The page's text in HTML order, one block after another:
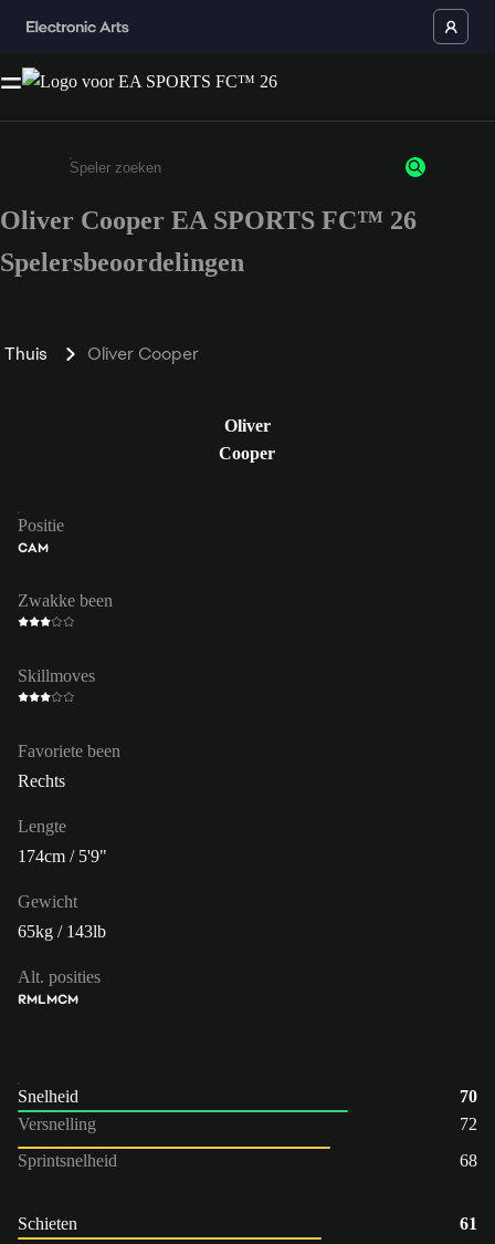
Enter a minimum of 3 characters or numbers
Oliver Cooper EA SPORTS FC™ 26
Spelersbeoordelingen
Thuis Oliver Cooper
Oliver
Cooper
Positie
CAM
Zwakke been
Skillmoves
Favoriete been
Rechts
Lengte
174cm / 5'9"
Gewicht
65kg / 143lb
Alt. posities
RMLMCM
Snelheid
70
Versnelling
72
Sprintsnelheid
68
Schieten
61